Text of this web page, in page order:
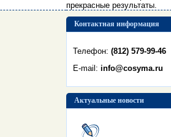
прекрасные результаты.
Контактная информация
Телефон: (812) 579-99-46
E-mail: info@cosyma.ru
Актуальные новости